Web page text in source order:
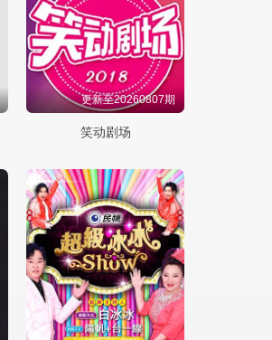
更新至20260807期
笑动剧场